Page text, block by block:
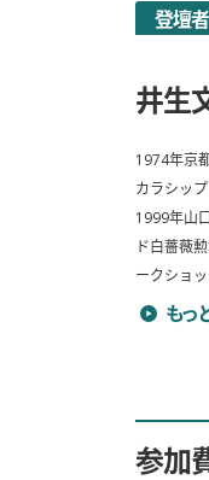
登壇者
井生
1974年京
カラシッ
1999年山
ド白薔薇
ークショ
井生
もっ
参加